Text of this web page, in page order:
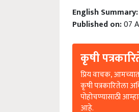
English Summary:
Published on:07
कृषी
प्रिय वाचक,
कृषी पत्रकारितेला
पोहोचण्यासाठी
आहे.